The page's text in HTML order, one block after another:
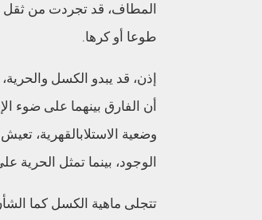
المطاف، قد تجردت من ثقل
طوعا أو كرها.
إذن، قد يبدو الكسل والحرية،
أن الفارق بينهما على ضوء
وضعية الاستلابالقهرية، تعيش
الوجود، بينما تمثل الحرية
تتجلى ماهية الكسل كما